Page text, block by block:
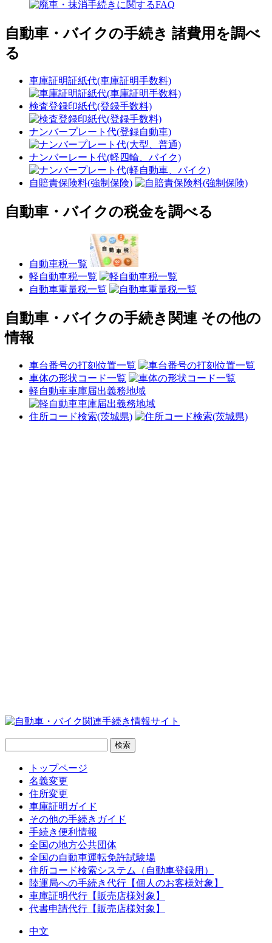
自動車・バイクの手続き 諸費用を調べ
る
車庫証明証紙代(車庫証明手数料)
検査登録印紙代(登録手数料)
ナンバープレート代(登録自動車)
ナンバーレート代(軽四輪、バイク)
自賠責保険料(強制保険)
自動車・バイクの税金を調べる
自動車税一覧
軽自動車税一覧
自動車重量税一覧
自動車・バイクの手続き関連 その他の
情報
車台番号の打刻位置一覧
車体の形状コード一覧
軽自動車車庫届出義務地域
住所コード検索(茨城県)
トップページ
名義変更
住所変更
車庫証明ガイド
その他の手続きガイド
手続き便利情報
全国の地方公共団体
全国の自動車運転免許試験場
住所コード検索システム（自動車登録用）
陸運局への手続き代行【個人のお客様対象】
車庫証明代行【販売店様対象】
代書申請代行【販売店様対象】
中文